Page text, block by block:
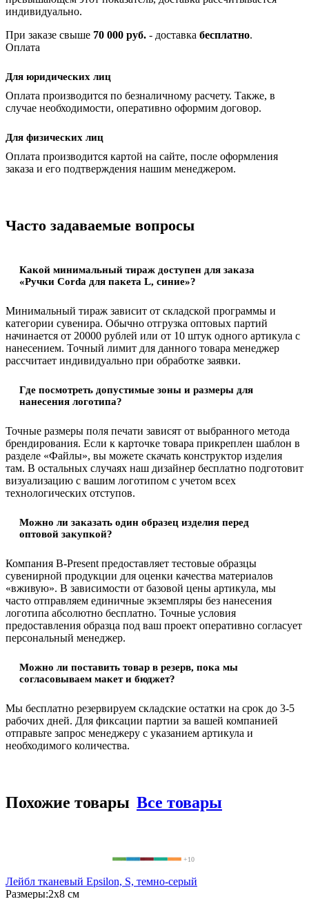
индивидуально.
При заказе свыше 70 000 руб. - доставка бесплатно.
Оплата
Для юридических лиц
Оплата производится по безналичному расчету. Также, в
случае необходимости, оперативно оформим договор.
Для физических лиц
Оплата производится картой на сайте, после оформления
заказа и его подтверждения нашим менеджером.
Часто задаваемые вопросы
Какой минимальный тираж доступен для заказа
«Ручки Corda для пакета L, синие»?
Минимальный тираж зависит от складской программы и
категории сувенира. Обычно отгрузка оптовых партий
начинается от 20000 рублей или от 10 штук одного артикула с
нанесением. Точный лимит для данного товара менеджер
рассчитает индивидуально при обработке заявки.
Где посмотреть допустимые зоны и размеры для
нанесения логотипа?
Точные размеры поля печати зависят от выбранного метода
брендирования. Если к карточке товара прикреплен шаблон в
разделе «Файлы», вы можете скачать конструктор изделия
там. В остальных случаях наш дизайнер бесплатно подготовит
визуализацию с вашим логотипом с учетом всех
технологических отступов.
Можно ли заказать один образец изделия перед
оптовой закупкой?
Компания B-Present предоставляет тестовые образцы
сувенирной продукции для оценки качества материалов
«вживую». В зависимости от базовой цены артикула, мы
часто отправляем единичные экземпляры без нанесения
логотипа абсолютно бесплатно. Точные условия
предоставления образца под ваш проект оперативно согласует
персональный менеджер.
Можно ли поставить товар в резерв, пока мы
согласовываем макет и бюджет?
Мы бесплатно резервируем складские остатки на срок до 3-5
рабочих дней. Для фиксации партии за вашей компанией
отправьте запрос менеджеру с указанием артикула и
необходимого количества.
Похожие товары Все товары
+10
Лейбл тканевый Epsilon, S, темно-серый
Размеры:2х8 см